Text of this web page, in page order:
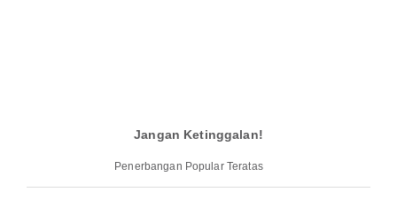
Jangan Ketinggalan!
Penerbangan Popular Teratas